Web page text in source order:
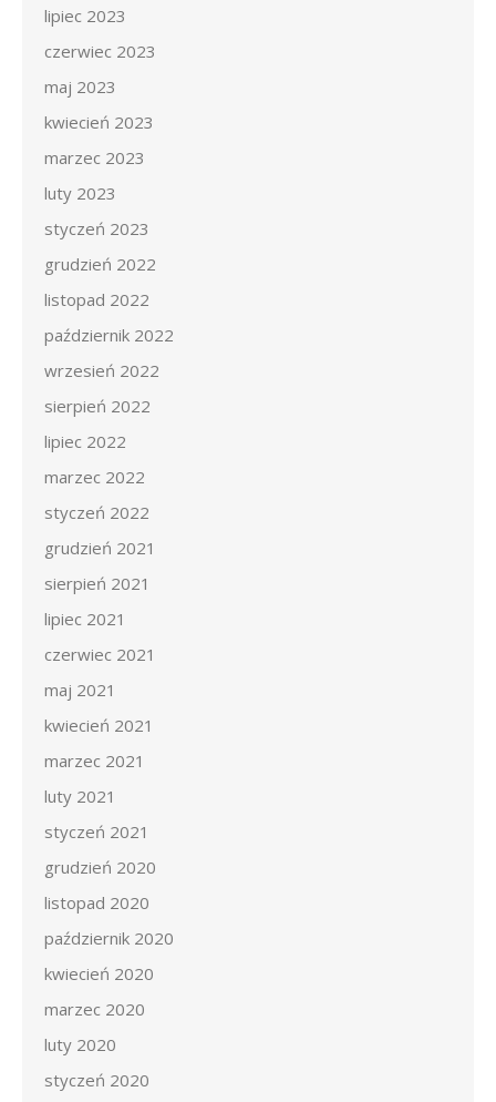
lipiec 2023
czerwiec 2023
maj 2023
kwiecień 2023
marzec 2023
luty 2023
styczeń 2023
grudzień 2022
listopad 2022
październik 2022
wrzesień 2022
sierpień 2022
lipiec 2022
marzec 2022
styczeń 2022
grudzień 2021
sierpień 2021
lipiec 2021
czerwiec 2021
maj 2021
kwiecień 2021
marzec 2021
luty 2021
styczeń 2021
grudzień 2020
listopad 2020
październik 2020
kwiecień 2020
marzec 2020
luty 2020
styczeń 2020